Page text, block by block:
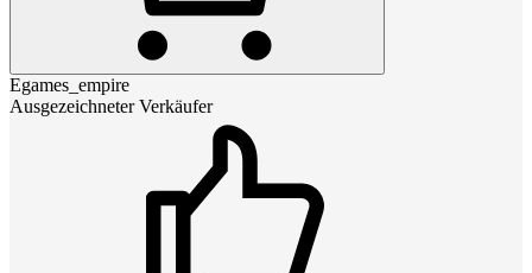
Egames_empire
Ausgezeichneter Verkäufer